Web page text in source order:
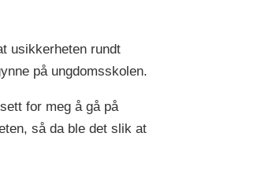
usikkerheten rundt
på ungdomsskolen.
for meg å gå på
så da ble det slik at